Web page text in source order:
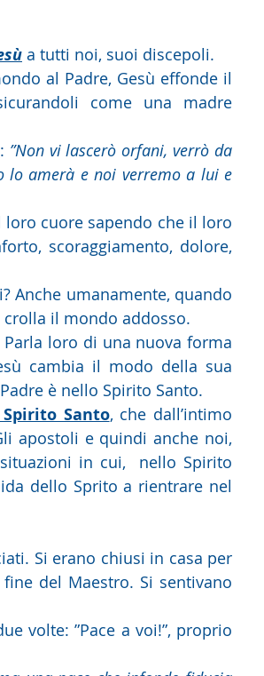
a tutti noi, suoi discepoli.
come una madre
: ”Non vi lascerò orfani, verrò da
lo amerà e noi verremo a lui e
scoraggiamento, dolore,
il mondo addosso.
cambia il modo della sua
è nello Spirito Santo.
Santo, che dall’intimo
apostoli e quindi anche noi,
in cui,  nello Spirito
dello Sprito a rientrare nel
del Maestro. Si sentivano